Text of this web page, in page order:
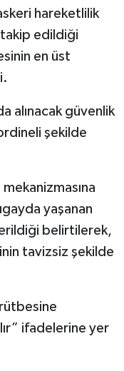
hareketlilik
takip edildiği
en üst
alınacak güvenlik
şekilde
yaşanan
belirtilerek,
tavizsiz şekilde
ifadelerine yer